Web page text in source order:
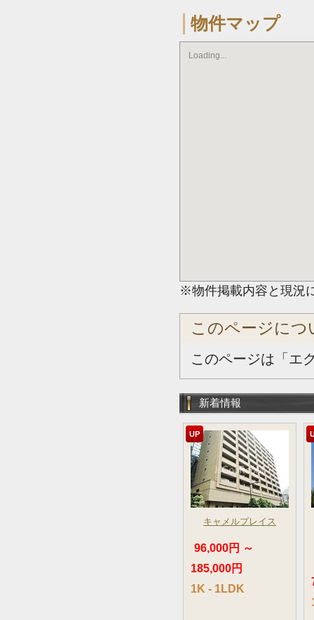
物件マップ
Loading...
※物件掲載内容と現況
このページにつ
このページは「エ
新着情報
UP
キャメルプレイス
96,000円 ～
185,000円
1K - 1LDK